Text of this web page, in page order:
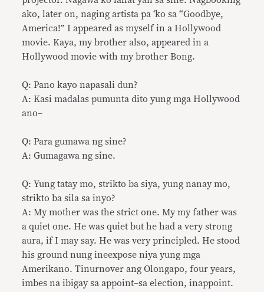
ako, later on, naging artista pa ‘ko sa “Goodbye,
America!” I appeared as myself in a Hollywood
movie. Kaya, my brother also, appeared in a
Hollywood movie with my brother Bong.
Q: Pano kayo napasali dun?
A: Kasi madalas pumunta dito yung mga Hollywood
ano–
Q: Para gumawa ng sine?
A: Gumagawa ng sine.
Q: Yung tatay mo, strikto ba siya, yung nanay mo,
strikto ba sila sa inyo?
A: My mother was the strict one. My my father was
a quiet one. He was quiet but he had a very strong
aura, if I may say. He was very principled. He stood
his ground nung ineexpose niya yung mga
Amerikano. Tinurnover ang Olongapo, four years,
imbes na ibigay sa appoint–sa election, inappoint.